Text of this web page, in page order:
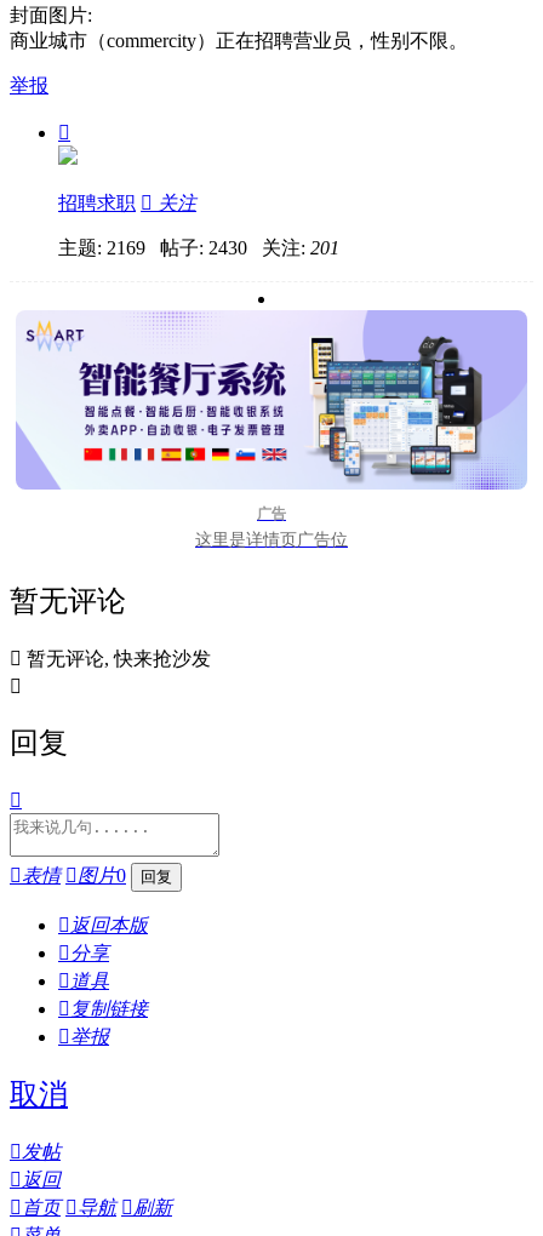
封面图片:
商业城市（commercity）正在招聘营业员，性别不限。
举报

招聘求职  关注
主题: 2169 帖子: 2430 关注: 201
广告
这里是详情页广告位
暂无评论
 暂无评论, 快来抢沙发

回复

表情 图片0
 返回本版
分享
 道具
 复制链接
举报
取消
发帖
 返回
 首页 导航 刷新